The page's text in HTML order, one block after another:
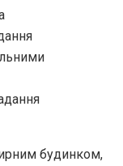
будинком,